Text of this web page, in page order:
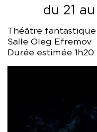
Théâtre
du 21
Salle Oleg Efremov
Durée estimée 1h20